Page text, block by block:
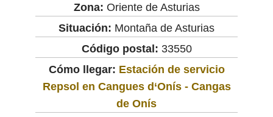
Zona: Oriente de Asturias
Situación: Montaña de Asturias
Código postal: 33550
Cómo llegar: Estación de servicio
Repsol en Cangues d‘Onís - Cangas
de Onís